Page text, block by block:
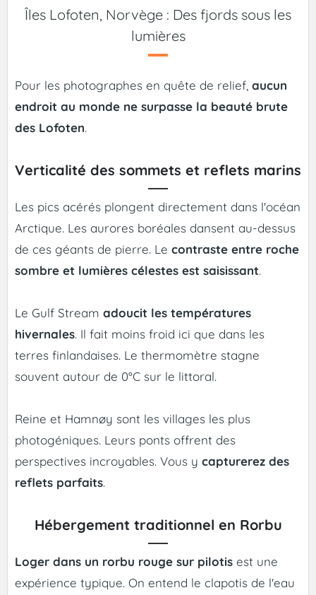
Îles Lofoten, Norvège : Des fjords sous les
lumières
Pour les photographes en quête de relief, aucun
endroit au monde ne surpasse la beauté brute
des Lofoten.
Verticalité des sommets et reflets marins
Les pics acérés plongent directement dans l'océan
Arctique. Les aurores boréales dansent au-dessus
de ces géants de pierre. Le contraste entre roche
sombre et lumières célestes est saisissant.
Le Gulf Stream adoucit les températures
hivernales. Il fait moins froid ici que dans les
terres finlandaises. Le thermomètre stagne
souvent autour de 0°C sur le littoral.
Reine et Hamnøy sont les villages les plus
photogéniques. Leurs ponts offrent des
perspectives incroyables. Vous y capturerez des
reflets parfaits.
Hébergement traditionnel en Rorbu
Loger dans un rorbu rouge sur pilotis est une
expérience typique. On entend le clapotis de l'eau